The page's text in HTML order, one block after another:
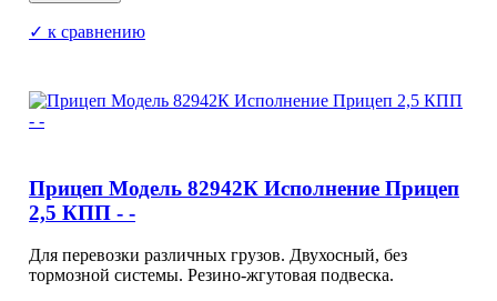
✓ к сравнению
Прицеп Модель 82942К Исполнение Прицеп
2,5 КПП - -
Для перевозки различных грузов. Двухосный, без
тормозной системы. Резино-жгутовая подвеска.